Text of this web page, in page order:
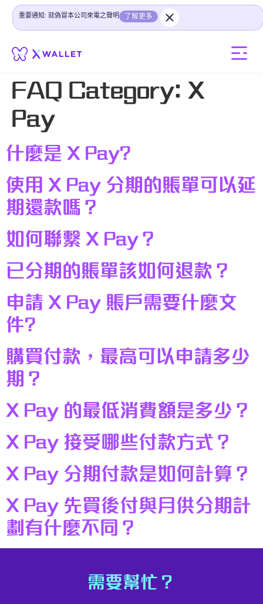
重要通知: 就偽冒本公司來電之聲明 了解更多
FAQ Category: X
Pay
什麼是 X Pay?
使用 X Pay 分期的賬單可以延
期還款嗎？
如何聯繫 X Pay？
已分期的賬單該如何退款？
申請 X Pay 賬戶需要什麼文
件?
購買付款，最高可以申請多少
期？
X Pay 的最低消費額是多少？
X Pay 接受哪些付款方式？
X Pay 分期付款是如何計算？
X Pay 先買後付與月供分期計
劃有什麼不同？
需要幫忙？